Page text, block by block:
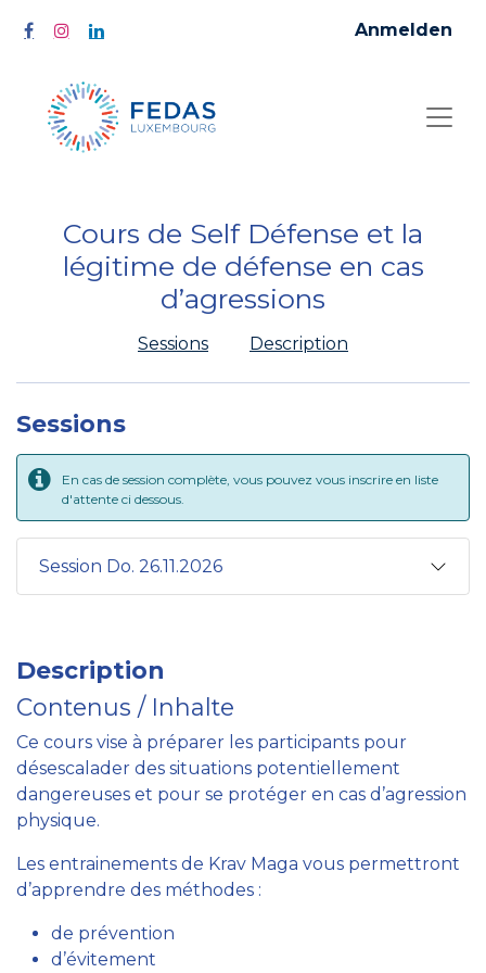
Anmelden
Cours de Self Défense et la
légitime de défense en cas
d’agressions
Sessions Description
Sessions
En cas de session complète, vous pouvez vous inscrire en liste
d'attente ci dessous.
Session Do. 26.11.2026
Description
Contenus / Inhalte
Ce cours vise à préparer les participants pour
désescalader des situations potentiellement
dangereuses et pour se protéger en cas d’agression
physique.
Les entrainements de Krav Maga vous permettront
d’apprendre des méthodes :
de prévention
d’évitement